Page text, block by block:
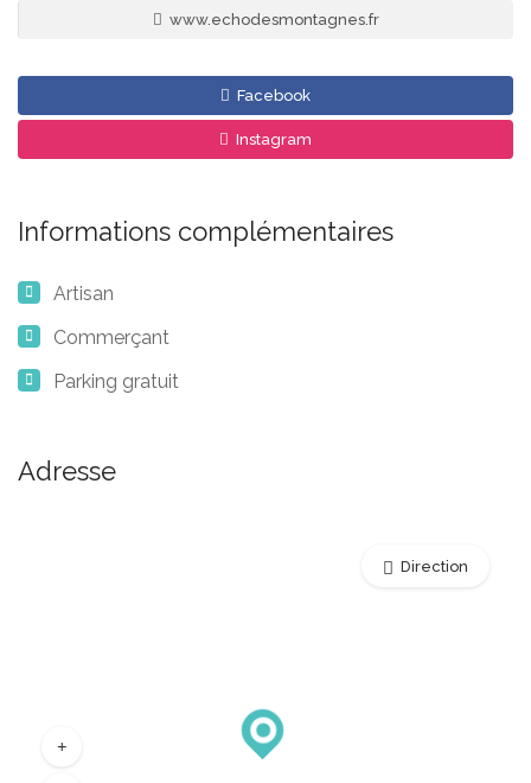
www.echodesmontagnes.fr
Facebook
Instagram
Informations complémentaires
Artisan
Commerçant
Parking gratuit
Adresse
Direction